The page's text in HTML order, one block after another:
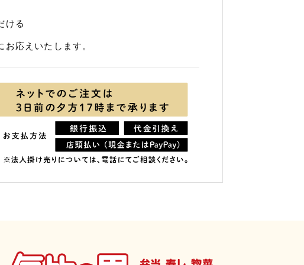
ける
応えいたします。